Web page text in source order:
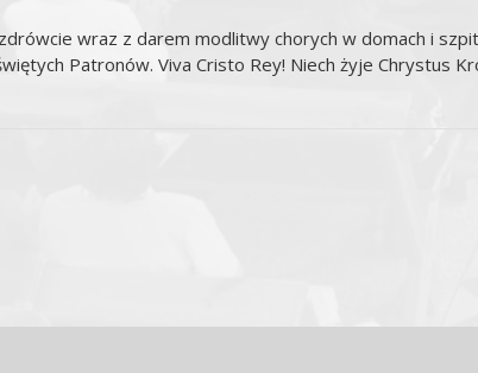
wraz z darem modlitwy chorych w domach i
Patronów. Viva Cristo Rey! Niech żyje Chrystus